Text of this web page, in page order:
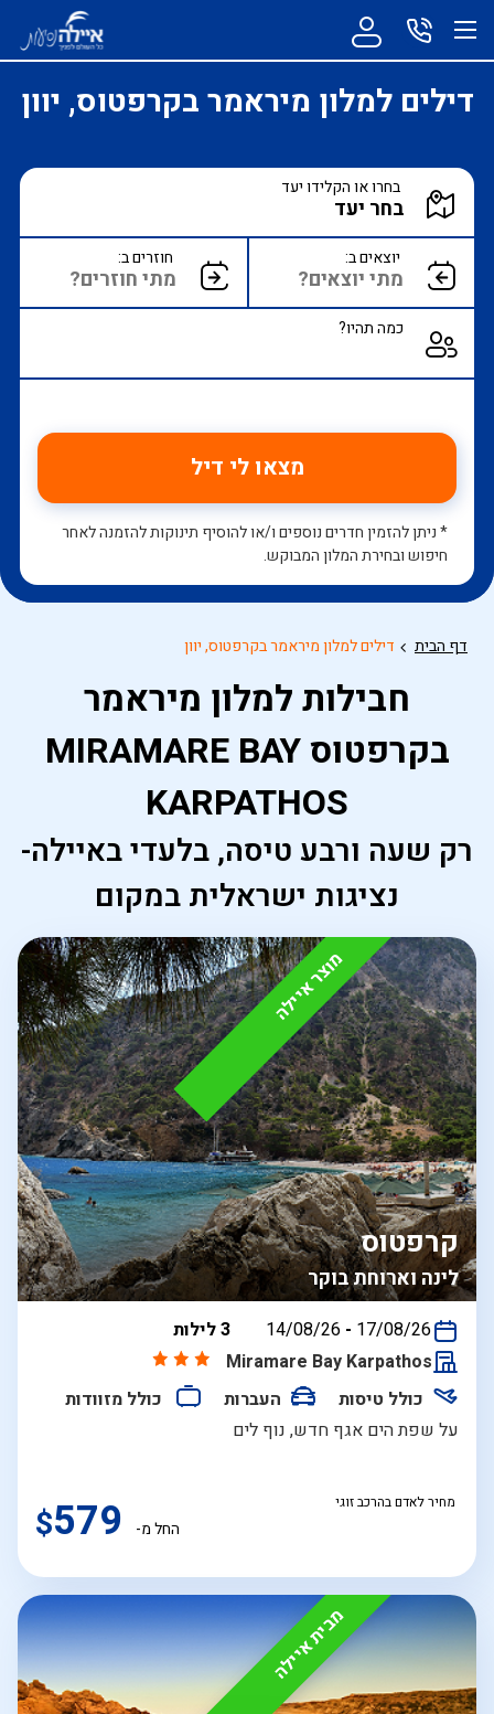
דילים למלון מיראמר בקרפטוס, יוון
בחרו או הקלידו יעדהקלד יעד או עבור לכפתור הבא לבחירת יעדהצג רשימת יעדים לבחירה
יוצאים ב: חוזרים ב:
כמה תהיו?
מצאו לי דיל
* ניתן להזמין חדרים נוספים ו/או להוסיף תינוקות להזמנה לאחר
חיפוש ובחירת המלון המבוקש.
דף הבית דילים למלון מיראמר בקרפטוס, יוון
חבילות למלון מיראמר
בקרפטוס MIRAMARE BAY
KARPATHOS
רק שעה ורבע טיסה, בלעדי באיילה-
נציגות ישראלית במקום
מבית איילה
מוצר איילה
לינה וארוחת בוקר
קרפטוס
בין
14/08/26 - 17/08/26
3 לילות
Miramare Bay Karpathos
כולל טיסות
העברות
כולל מזוודות
על שפת הים אגף חדש, נוף לים
מחיר לאדם בהרכב זוגי
החל מ- $579
מבית איילה